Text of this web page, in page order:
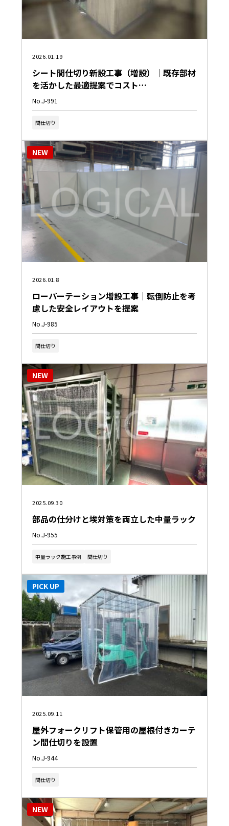
2026.01.19
シート間仕切り新設工事（増設）｜既存部材
を活かした最適提案でコスト…
No.J-991
間仕切り
NEW
2026.01.8
ローパーテーション増設工事｜転倒防止を考
慮した安全レイアウトを提案
No.J-985
間仕切り
NEW
2025.09.30
部品の仕分けと埃対策を両立した中量ラック
No.J-955
中量ラック施工事例 間仕切り
PICK UP
2025.09.11
屋外フォークリフト保管用の屋根付きカーテ
ン間仕切りを設置
No.J-944
間仕切り
NEW